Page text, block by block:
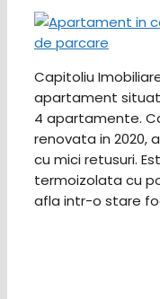
Capitoliu
apartament situat
4 apartamente.
renovata in 2020,
cu mici retusuri.
termoizolata cu
afla intr-o stare